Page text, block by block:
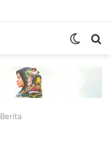
Switch
Berita